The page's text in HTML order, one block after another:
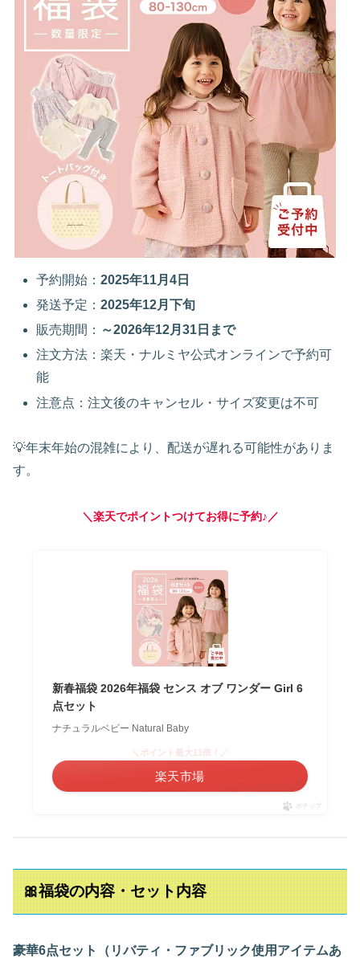
予約開始：2025年11月4日
発送予定：2025年12月下旬
販売期間： ～2026年12月31日まで
注文方法：楽天・ナルミヤ公式オンラインで予約可
能
注意点：注文後のキャンセル・サイズ変更は不可
💡年末年始の混雑により、配送が遅れる可能性がありま
す。
＼楽天でポイントつけてお得に予約♪／
新春福袋 2026年福袋 センス オブ ワンダー Girl 6
点セット
ナチュラルベビー Natural Baby
＼ポイント最大11倍！／
楽天市場
ポチップ
🎀福袋の内容・セット内容
豪華6点セット（リバティ・ファブリック使用アイテムあ